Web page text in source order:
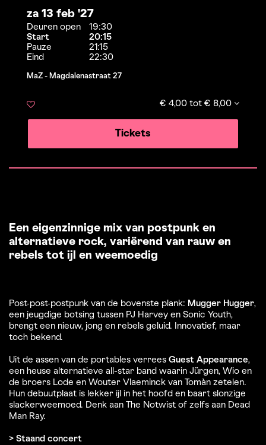
za 13 feb '27
Deuren open
19:30
Start
20:15
Pauze
21:15
Eind
22:30
MaZ - Magdalenastraat 27
€ 4,00 tot € 8,00
Tickets
Een eigenzinnige mix van postpunk en
alternatieve rock, variërend van rauw en
rebels tot ijl en weemoedig
Post-post-postpunk van de bovenste plank: Mugger Hugger,
een jeugdige botsing tussen PJ Harvey en Sonic Youth,
brengt een nieuw, jong en rebels geluid. Innovatief, maar
toch bekend.
Uit de assen van de portables verrees Guest Appearance,
een heuse alternatieve all-star band waarin Jürgen, Wio en
de broers Lode en Wouter Vlaeminck van Tomàn zetelen.
Hun debuutplaat is lekker ijl in het hoofd en baart slonzige
slackerweemoed. Denk aan The Notwist of zelfs aan Dead
Man Ray.
> Staand concert